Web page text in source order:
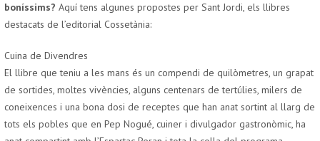
boníssims? Aquí tens algunes propostes per Sant Jordi, els llibres
destacats de l’editorial Cossetània:
Cuina de Divendres
El llibre que teniu a les mans és un compendi de quilòmetres, un grapat
de sortides, moltes vivències, alguns centenars de tertúlies, milers de
coneixences i una bona dosi de receptes que han anat sortint al llarg de
tots els pobles que en Pep Nogué, cuiner i divulgador gastronòmic, ha